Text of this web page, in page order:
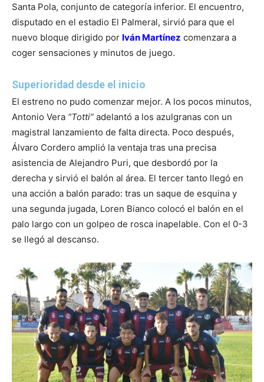
Santa Pola, conjunto de categoría inferior. El encuentro,
disputado en el estadio El Palmeral, sirvió para que el
nuevo bloque dirigido por Iván Martínez comenzara a
coger sensaciones y minutos de juego.
Superioridad desde el inicio
El estreno no pudo comenzar mejor. A los pocos minutos,
Antonio Vera “Totti” adelantó a los azulgranas con un
magistral lanzamiento de falta directa. Poco después,
Álvaro Cordero amplió la ventaja tras una precisa
asistencia de Alejandro Puri, que desbordó por la
derecha y sirvió el balón al área. El tercer tanto llegó en
una acción a balón parado: tras un saque de esquina y
una segunda jugada, Loren Bianco colocó el balón en el
palo largo con un golpeo de rosca inapelable. Con el 0-3
se llegó al descanso.